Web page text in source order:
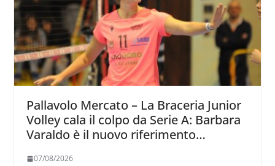
Pallavolo Mercato – La Braceria Junior
Volley cala il colpo da Serie A: Barbara
Varaldo è il nuovo riferimento
07/08/2026